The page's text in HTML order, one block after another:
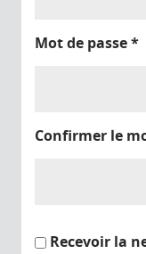
Mot de passe*
Confirmer le
Recevoir la